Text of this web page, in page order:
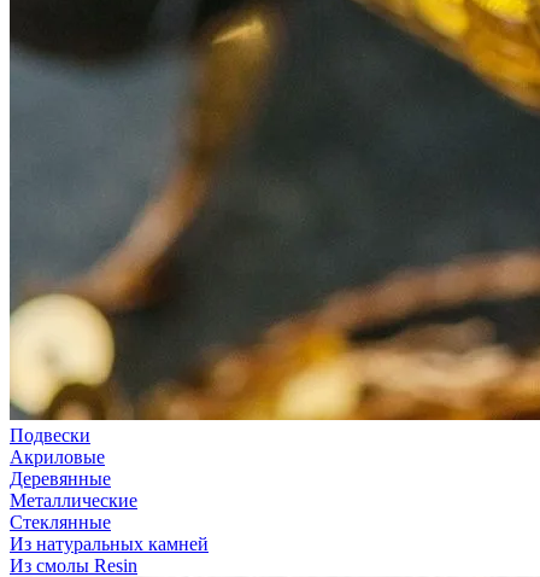
Подвески
Акриловые
Деревянные
Металлические
Стеклянные
Из натуральных камней
Из смолы Resin